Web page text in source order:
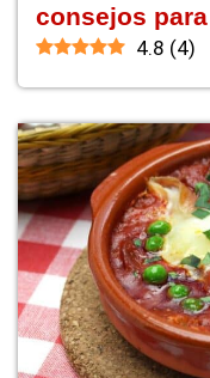
consejos
4.8 (4)